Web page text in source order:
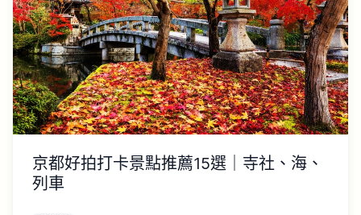
京都好拍打卡景點推薦15選｜寺社、海、
列車